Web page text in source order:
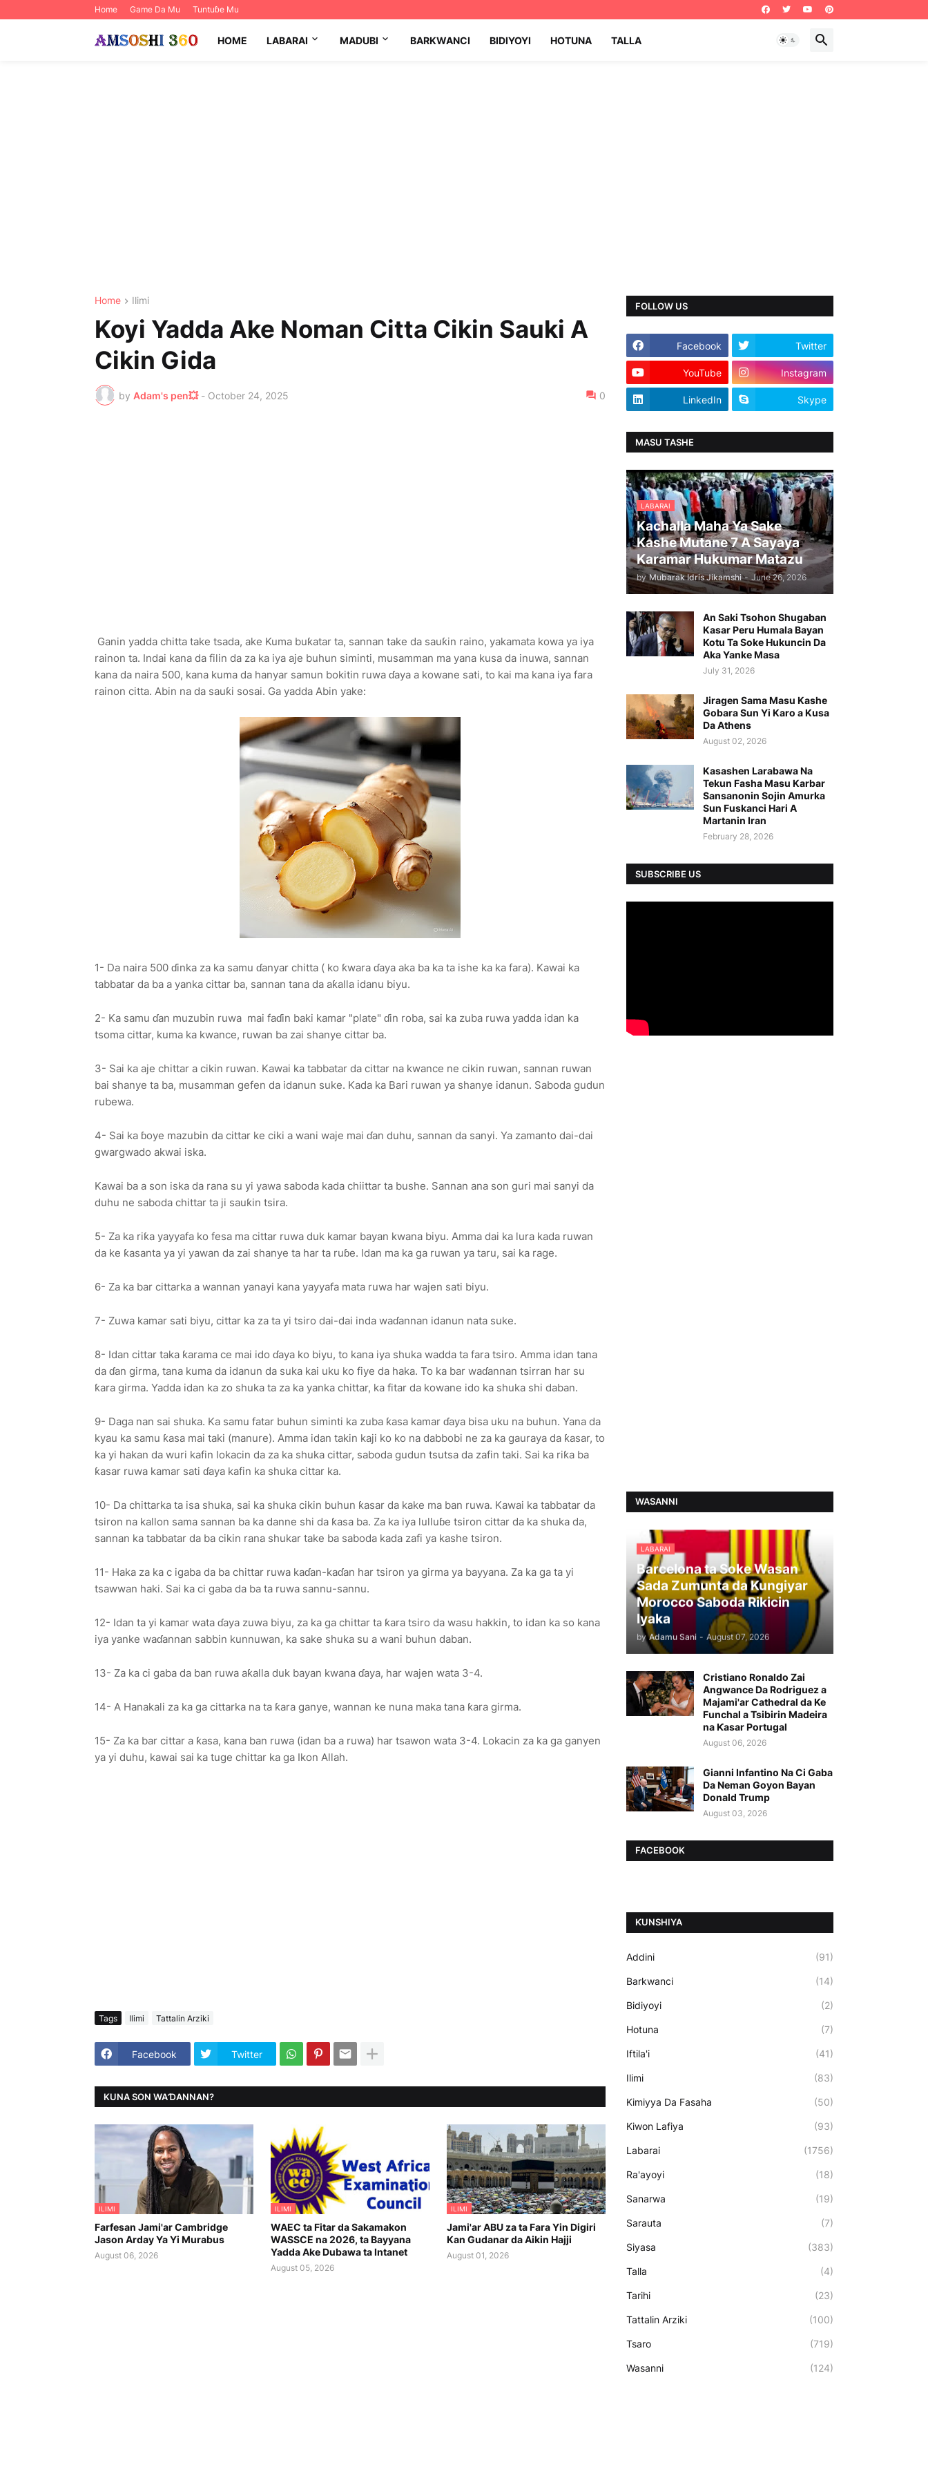
Home Game Da Mu Tuntuɓe Mu
HOME LABARAI MADUBI BARKWANCI BIDIYOYI HOTUNA TALLA
Home Ilimi
Koyi Yadda Ake Noman Citta Cikin Sauki A
Cikin Gida
by Adam's pen💥 - October 24, 2025 0
Ganin yadda chitta take tsada, ake Kuma buƙatar ta, sannan take da sauƙin raino, yakamata kowa ya iya
rainon ta. Indai kana da filin da za ka iya aje buhun siminti, musamman ma yana kusa da inuwa, sannan
kana da naira 500, kana kuma da hanyar samun bokitin ruwa ɗaya a kowane sati, to kai ma kana iya fara
rainon citta. Abin na da sauƙi sosai. Ga yadda Abin yake:
1- Da naira 500 ɗinka za ka samu ɗanyar chitta ( ko ƙwara ɗaya aka ba ka ta ishe ka ka fara). Kawai ka
tabbatar da ba a yanka cittar ba, sannan tana da aƙalla idanu biyu.
2- Ka samu ɗan muzubin ruwa mai faɗin baki kamar "plate" ɗin roba, sai ka zuba ruwa yadda idan ka
tsoma cittar, kuma ka kwance, ruwan ba zai shanye cittar ba.
3- Sai ka aje chittar a cikin ruwan. Kawai ka tabbatar da cittar na kwance ne cikin ruwan, sannan ruwan
bai shanye ta ba, musamman gefen da idanun suke. Kada ka Bari ruwan ya shanye idanun. Saboda gudun
rubewa.
4- Sai ka ɓoye mazubin da cittar ke ciki a wani waje mai ɗan duhu, sannan da sanyi. Ya zamanto dai-dai
gwargwado akwai iska.
Kawai ba a son iska da rana su yi yawa saboda kada chiittar ta bushe. Sannan ana son guri mai sanyi da
duhu ne saboda chittar ta ji sauƙin tsira.
5- Za ka riƙa yayyafa ko fesa ma cittar ruwa duk kamar bayan kwana biyu. Amma dai ka lura kada ruwan
da ke ƙasanta ya yi yawan da zai shanye ta har ta ruɓe. Idan ma ka ga ruwan ya taru, sai ka rage.
6- Za ka bar cittarka a wannan yanayi kana yayyafa mata ruwa har wajen sati biyu.
7- Zuwa kamar sati biyu, cittar ka za ta yi tsiro dai-dai inda waɗannan idanun nata suke.
8- Idan cittar taka ƙarama ce mai ido ɗaya ko biyu, to kana iya shuka wadda ta fara tsiro. Amma idan tana
da ɗan girma, tana kuma da idanun da suka kai uku ko fiye da haka. To ka bar waɗannan tsirran har su
ƙara girma. Yadda idan ka zo shuka ta za ka yanka chittar, ka fitar da kowane ido ka shuka shi daban.
9- Daga nan sai shuka. Ka samu fatar buhun siminti ka zuba ƙasa kamar ɗaya bisa uku na buhun. Yana da
kyau ka samu ƙasa mai taki (manure). Amma idan takin kaji ko ko na dabbobi ne za ka gauraya da ƙasar, to
ka yi hakan da wuri kafin lokacin da za ka shuka cittar, saboda gudun tsutsa da zafin taki. Sai ka riƙa ba
ƙasar ruwa kamar sati ɗaya kafin ka shuka cittar ka.
10- Da chittarka ta isa shuka, sai ka shuka cikin buhun ƙasar da kake ma ban ruwa. Kawai ka tabbatar da
tsiron na kallon sama sannan ba ka danne shi da ƙasa ba. Za ka iya lulluɓe tsiron cittar da ka shuka da,
sannan ka tabbatar da ba cikin rana shukar take ba saboda kada zafi ya kashe tsiron.
11- Haka za ka c igaba da ba chittar ruwa kaɗan-kaɗan har tsiron ya girma ya bayyana. Za ka ga ta yi
tsawwan haki. Sai ka ci gaba da ba ta ruwa sannu-sannu.
12- Idan ta yi kamar wata ɗaya zuwa biyu, za ka ga chittar ta ƙara tsiro da wasu hakkin, to idan ka so kana
iya yanke waɗannan sabbin kunnuwan, ka sake shuka su a wani buhun daban.
13- Za ka ci gaba da ban ruwa aƙalla duk bayan kwana ɗaya, har wajen wata 3-4.
14- A Hanakali za ka ga cittarka na ta ƙara ganye, wannan ke nuna maka tana ƙara girma.
15- Za ka bar cittar a ƙasa, kana ban ruwa (idan ba a ruwa) har tsawon wata 3-4. Lokacin za ka ga ganyen
ya yi duhu, kawai sai ka tuge chittar ka ga Ikon Allah.
Tags Ilimi Tattalin Arziki
Facebook Twitter
KUNA SON WAƊANNAN?
ILIMI
Farfesan Jami'ar Cambridge
Jason Arday Ya Yi Murabus
August 06, 2026
ILIMI
WAEC ta Fitar da Sakamakon
WASSCE na 2026, ta Bayyana
Yadda Ake Dubawa ta Intanet
August 05, 2026
ILIMI
Jami'ar ABU za ta Fara Yin Digiri
Kan Gudanar da Aikin Hajji
August 01, 2026
FOLLOW US
Facebook Twitter
YouTube Instagram
LinkedIn Skype
MASU TASHE
LABARAI
Kachalla Maha Ya Sake
Kashe Mutane 7 A Sayaya
Karamar Hukumar Matazu
by Mubarak Idris Jikamshi - June 26, 2026
An Saki Tsohon Shugaban
Kasar Peru Humala Bayan
Kotu Ta Soke Hukuncin Da
Aka Yanke Masa
July 31, 2026
Jiragen Sama Masu Kashe
Gobara Sun Yi Karo a Kusa
Da Athens
August 02, 2026
Kasashen Larabawa Na
Tekun Fasha Masu Karbar
Sansanonin Sojin Amurka
Sun Fuskanci Hari A
Martanin Iran
February 28, 2026
SUBSCRIBE US
WASANNI
LABARAI
Barcelona ta Soke Wasan
Sada Zumunta da Kungiyar
Morocco Saboda Rikicin
Iyaka
by Adamu Sani - August 07, 2026
Cristiano Ronaldo Zai
Angwance Da Rodriguez a
Majami'ar Cathedral da Ke
Funchal a Tsibirin Madeira
na Ƙasar Portugal
August 06, 2026
Gianni Infantino Na Ci Gaba
Da Neman Goyon Bayan
Donald Trump
August 03, 2026
FACEBOOK
ƘUNSHIYA
Addini (91)
Barkwanci (14)
Bidiyoyi (2)
Hotuna (7)
Iftila'i (41)
Ilimi (83)
Kimiyya Da Fasaha (50)
Kiwon Lafiya (93)
Labarai (1756)
Ra'ayoyi (18)
Sanarwa (19)
Sarauta (7)
Siyasa (383)
Talla (4)
Tarihi (23)
Tattalin Arziki (100)
Tsaro (719)
Wasanni (124)